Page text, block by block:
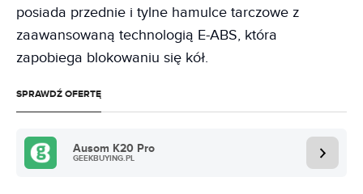
posiada przednie i tylne hamulce tarczowe z
zaawansowaną technologią E-ABS, która
zapobiega blokowaniu się kół.
SPRAWDŹ OFERTĘ
Ausom K20 Pro
GEEKBUYING.PL